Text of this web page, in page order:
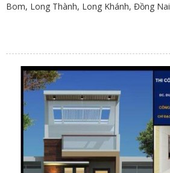
Bom, Long Thành, Long Khánh, Đồng Nai